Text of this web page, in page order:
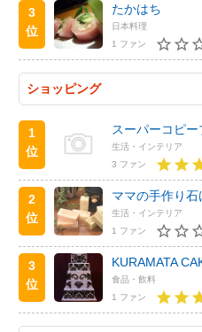
3
位
たかはち
日本料理
1 ファン
ショッピング
1
位
スーパーコピ
生活・インテリア
3 ファン
2
位
ママの手作り石
生活・インテリア
1 ファン
3
位
KURAMATA
食品・飲料
1 ファン